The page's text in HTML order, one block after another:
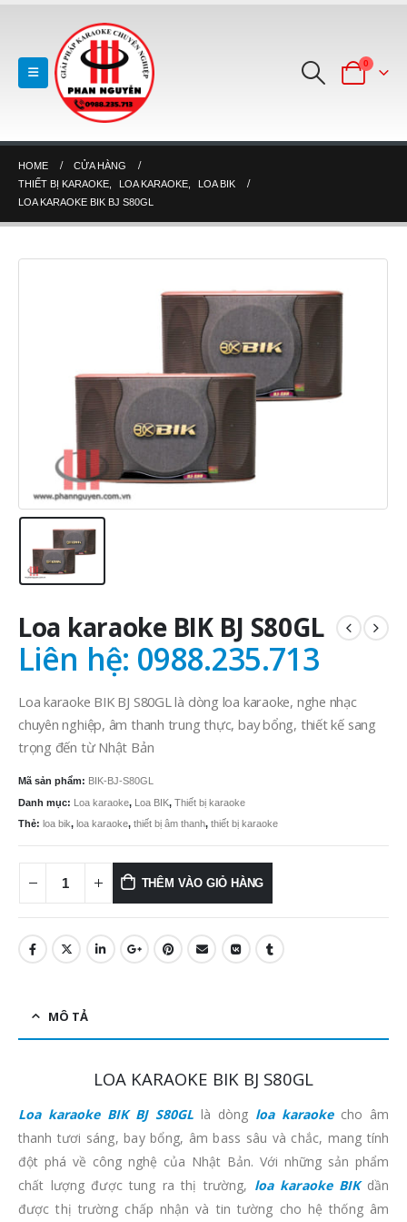
0
HOME
CỬA HÀNG
THIẾT BỊ KARAOKE
LOA KARAOKE
LOA BIK
LOA KARAOKE BIK BJ S80GL
Loa karaoke BIK BJ S80GL
Liên hệ: 0988.235.713
Loa karaoke BIK BJ S80GL là dòng loa karaoke, nghe nhạc
chuyên nghiệp, âm thanh trung thực, bay bổng, thiết kế sang
trọng đến từ Nhật Bản
Mã sản phẩm: BIK-BJ-S80GL
Danh mục: Loa karaoke, Loa BIK, Thiết bị karaoke
Thẻ: loa bik, loa karaoke, thiết bị âm thanh, thiết bị karaoke
THÊM VÀO GIỎ HÀNG
MÔ TẢ
LOA KARAOKE BIK BJ S80GL
Loa karaoke BIK BJ S80GL là dòng loa karaoke cho âm
thanh tươi sáng, bay bổng, âm bass sâu và chắc, mang tính
đột phá về công nghệ của Nhật Bản. Với những sản phẩm
chất lượng được tung ra thị trường, loa karaoke BIKdần
được thị trường chấp nhận và tin tường cho hệ thống âm